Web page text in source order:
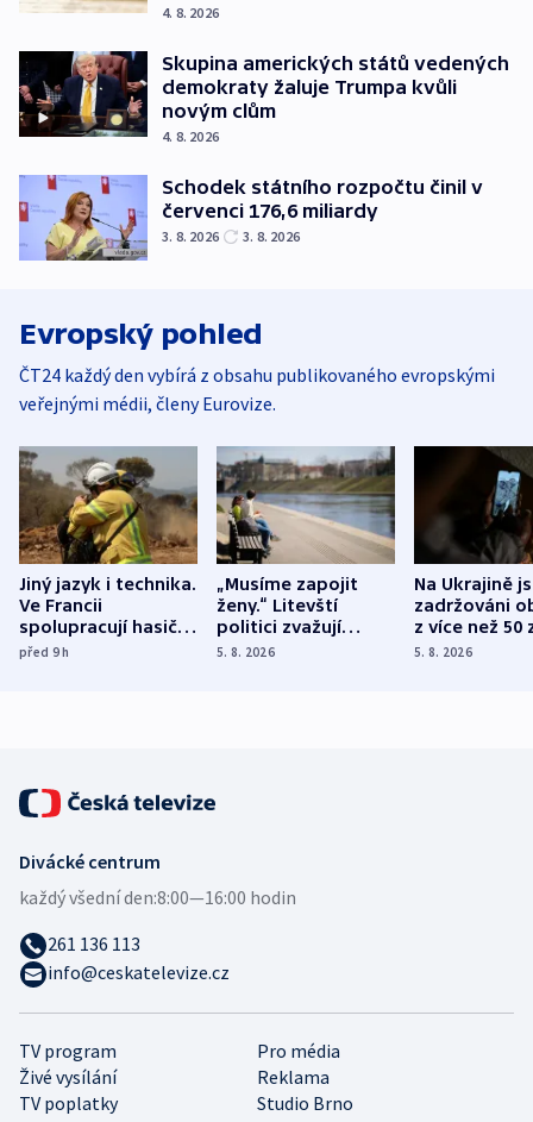
4. 8. 2026
Skupina amerických států vedených
demokraty žaluje Trumpa kvůli
novým clům
4. 8. 2026
Schodek státního rozpočtu činil v
červenci 176,6 miliardy
3. 8. 2026 3. 8. 2026
Evropský pohled
ČT24 každý den vybírá z obsahu publikovaného evropskými
veřejnými médii, členy Eurovize.
Jiný jazyk i technika.
Ve Francii
spolupracují hasiči z
různých zemí
před 9h
„Musíme zapojit
ženy.“ Litevští
politici zvažují
dohodu o
5. 8. 2026
Na Ukrajině
zadržováni
z více než 50
Bojovali na
5. 8. 2026
TV program
Pro média
Živé vysílání
Reklama
TV poplatky
Studio Brno
Divácké centrum
každý všední den:8:00—16:00 hodin
261 136 113
info@ceskatelevize.cz